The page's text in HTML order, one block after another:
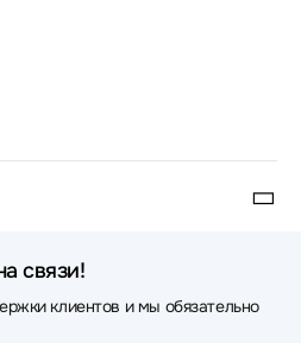
связи!
клиентов и мы обязательно